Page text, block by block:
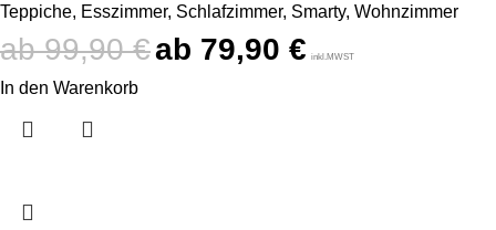
Teppiche, Esszimmer, Schlafzimmer, Smarty, Wohnzimmer
99,90€ 79,90 € inkl.MWST
In den Warenkorb